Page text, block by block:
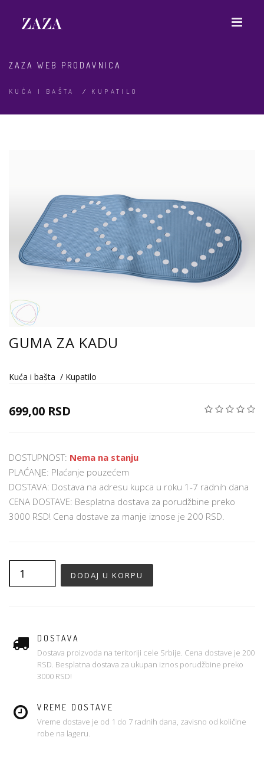
ZAZA WEB PRODAVNICA
KUĆA I BAŠTA / KUPATILO
GUMA ZA KADU
Kuća i bašta / Kupatilo
699,00 RSD
DOSTUPNOST: Nema na stanju
PLAĆANJE: Plaćanje pouzećem
DOSTAVA: Dostava na adresu kupca u roku 1-7 radnih dana
CENA DOSTAVE: Besplatna dostava za porudžbine preko
3000 RSD! Cena dostave za manje iznose je 200 RSD.
DOSTAVA
Dostava proizvoda na teritoriji cele Srbije. Cena dostave je 200
RSD. Besplatna dostava za ukupan iznos porudžbine preko
3000 RSD!
VREME DOSTAVE
Vreme dostave je od 1 do 7 radnih dana, zavisno od količine
robe na lageru.